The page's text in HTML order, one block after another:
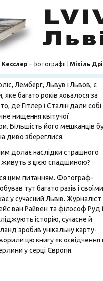
– фотографії | Міхіль
Лемберг, Львув і Львов, є
яке багато років ховалося за
де Гітлер і Сталін дали собі
нищення квітучої
Більшість його мешканців
диво збереглися.
долає наслідки страшного
живуть з цією спадщиною?
цим питанням. Фотограф-
тут багато разів і своїми
у сучасний Львів. Журналіст
ван Райвен та філософ
історію, сучасне й
зробив унікальну карту-
цю книгу як освідчення
у серці Європи.